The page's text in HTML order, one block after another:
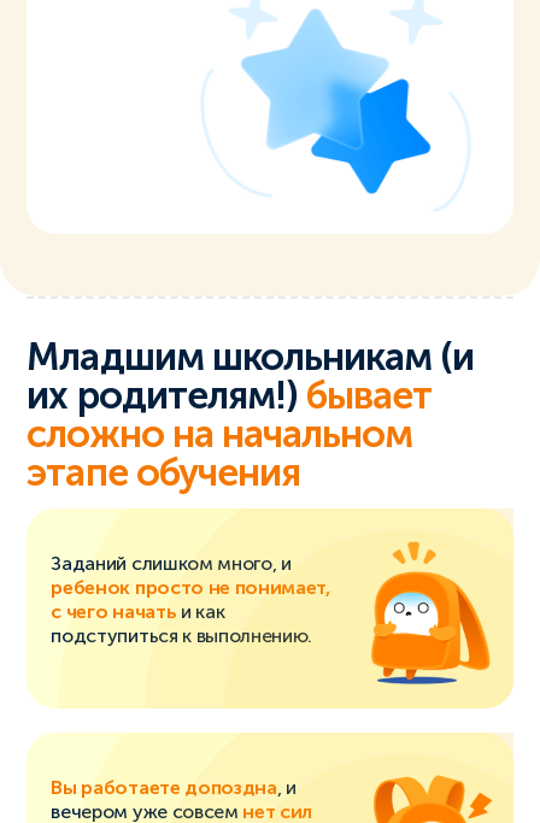
Младшим школьникам (и
их родителям!) бывает
сложно на начальном
этапе обучения
Заданий слишком много, и
ребенок просто не понимает,
с чего начать и как
подступиться к выполнению.
Вы работаете допоздна , и
вечером уже совсем нет сил